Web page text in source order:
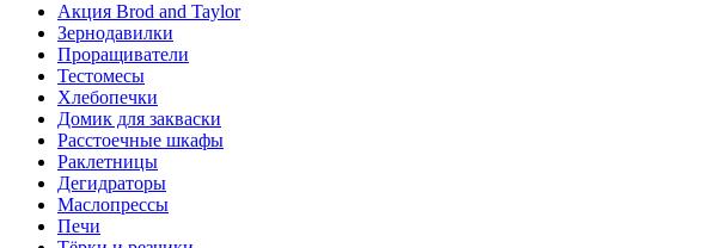
Акция Brod and Taylor
Зернодавилки
Проращиватели
Тестомесы
Хлебопечки
Домик для закваски
Расстоечные шкафы
Раклетницы
Дегидраторы
Маслопрессы
Печи